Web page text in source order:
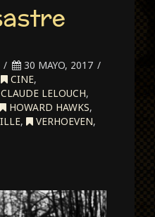
30 MAYO, 2017
CINE,
CLAUDE LELOUCH,
HOWARD HAWKS,
, VERHOEVEN,